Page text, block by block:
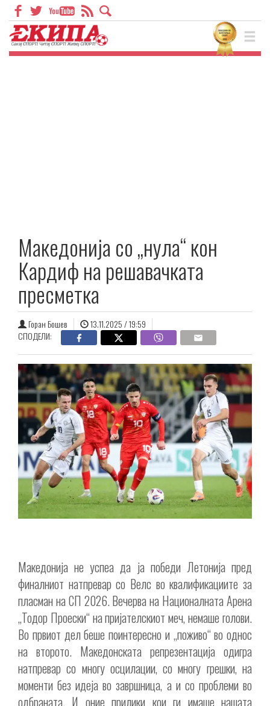
Македонија со „нула“ кон
Кардиф на решавачката
пресметка
Горан Бошев
13.11.2025 / 19:59
СПОДЕЛИ:
Македонија не успеа да ја победи Летонија пред
финалниот натпревар со Велс во квалификациите за
пласман на СП 2026. Вечерва на Националната Арена
„Тодор Проески“ на пријателскиот меч, немаше голови.
Во првиот дел беше поинтересно и „поживо“ во однос
на второто. Македонската репрезентација одигра
натпревар со многу осцилации, со многу грешки, на
моменти без идеја во завршница, а и со проблеми во
одбраната. И оние прилики кои ги имаше нашата